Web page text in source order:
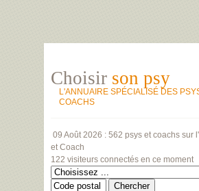
Choisir son psy
L'ANNUAIRE SPÉCIALISÉ DES
COACHS
09 Août 2026 : 562 psys et coachs sur
et Coach
122 visiteurs connectés en ce moment